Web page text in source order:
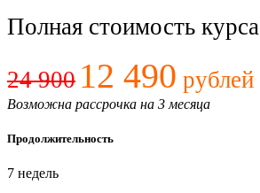
Полная стоимость курса
24 900 12 490 рублей
Возможна рассрочка на 3 месяца
Продолжительность
7 недель